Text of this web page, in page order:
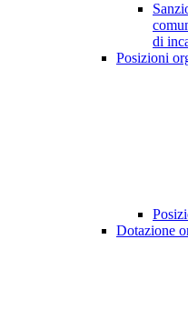
di
Posizioni
Dotazione